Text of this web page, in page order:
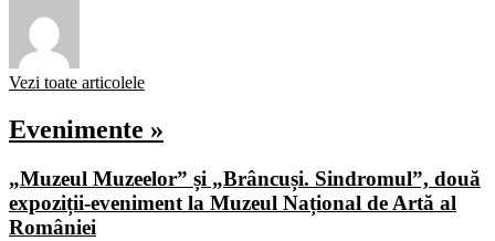
Vezi toate articolele
Evenimente »
„Muzeul Muzeelor” și „Brâncuși. Sindromul”, două
expoziții-eveniment la Muzeul Național de Artă al
României